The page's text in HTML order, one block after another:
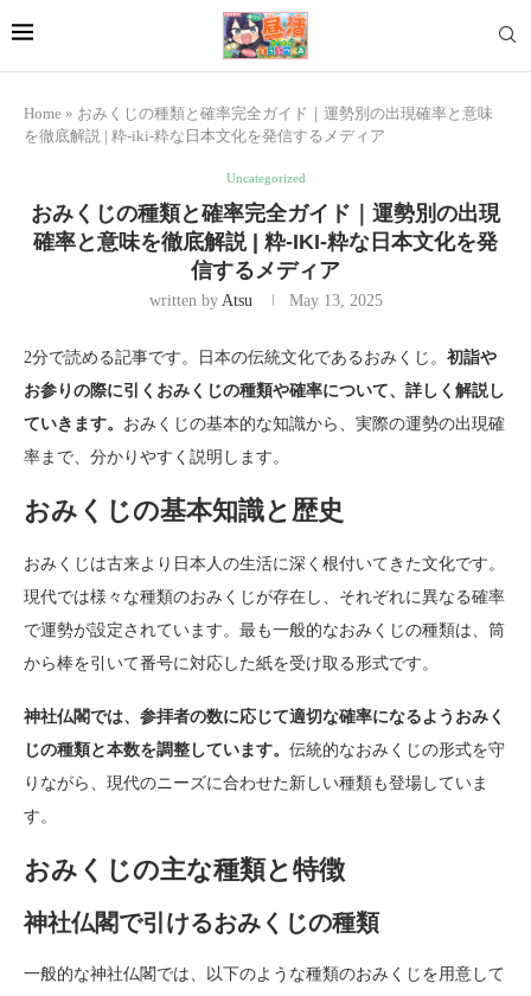
Home » おみくじの種類と確率完全ガイド｜運勢別の出現確率と意味
を徹底解説 | 粋-iki-粋な日本文化を発信するメディア
Uncategorized
おみくじの種類と確率完全ガイド｜運勢別の出現
確率と意味を徹底解説 | 粋-IKI-粋な日本文化を発
信するメディア
written by Atsu May 13, 2025
2分で読める記事です。日本の伝統文化であるおみくじ。 初詣や
お参りの際に引くおみくじの種類や確率について、詳しく解説し
ていきます。 おみくじの基本的な知識から、実際の運勢の出現確
率まで、分かりやすく説明します。
おみくじの基本知識と歴史
おみくじは古来より日本人の生活に深く根付いてきた文化です。
現代では様々な種類のおみくじが存在し、それぞれに異なる確率
で運勢が設定されています。最も一般的なおみくじの種類は、筒
から棒を引いて番号に対応した紙を受け取る形式です。
神社仏閣では、参拝者の数に応じて適切な確率になるようおみく
じの種類と本数を調整しています。 伝統的なおみくじの形式を守
りながら、現代のニーズに合わせた新しい種類も登場していま
す。
おみくじの主な種類と特徴
神社仏閣で引けるおみくじの種類
一般的な神社仏閣では、以下のような種類のおみくじを用意して